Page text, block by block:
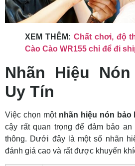
XEM THÊM: Chất chơi, độ
Cào Cào WR155 chỉ để đi
Nhãn Hiệu
Uy Tín
Việc chọn một nhãn hiệu nón bảo
cậy rất quan trọng để đảm bảo
thông. Dưới đây là một số nhãn
đánh giá cao và rất được khuyến